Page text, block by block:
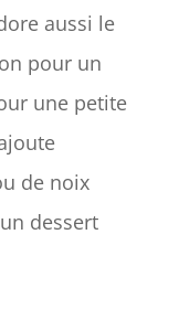
aussi le
pour un
une petite
de noix
dessert